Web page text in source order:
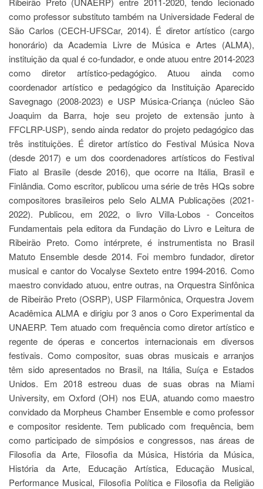
Disponíveis
Pró-
Aluno
Sistema
Júpiter
PÓS-
GRADUAÇÃO
Alunos
Especiais
Apresentação
Atendimento
Online
Auxílio
à
Pró-
Reitoria
de
PG
Comissão
de
Pós-
Defesas
Diplomas
Disponíveis
Editais
Formulários
Histórico
Matrícula
-
Dissertações
e
Teses
como professor substituto também na Universidade Federal de
São Carlos (CECH-UFSCar, 2014). É diretor artístico (cargo
honorário) da Academia Livre de Música e Artes (ALMA),
instituição da qual é co-fundador, e onde atuou entre 2014-2023
como diretor artístico-pedagógico. Atuou ainda como
coordenador artístico e pedagógico da Instituição Aparecido
Savegnago (2008-2023) e USP Música-Criança (núcleo São
Joaquim da Barra, hoje seu projeto de extensão junto à
FFCLRP-USP), sendo ainda redator do projeto pedagógico das
três instituições. É diretor artístico do Festival Música Nova
(desde 2017) e um dos coordenadores artísticos do Festival
Fiato al Brasile (desde 2016), que ocorre na Itália, Brasil e
Finlândia. Como escritor, publicou uma série de três HQs sobre
compositores brasileiros pelo Selo ALMA Publicações (2021-
2022). Publicou, em 2022, o livro Villa-Lobos - Conceitos
Fundamentais pela editora da Fundação do Livro e Leitura de
Ribeirão Preto. Como intérprete, é instrumentista no Brasil
Matuto Ensemble desde 2014. Foi membro fundador, diretor
musical e cantor do Vocalyse Sexteto entre 1994-2016. Como
maestro convidado atuou, entre outras, na Orquestra Sinfônica
de Ribeirão Preto (OSRP), USP Filarmônica, Orquestra Jovem
Acadêmica ALMA e dirigiu por 3 anos o Coro Experimental da
UNAERP. Tem atuado com frequência como diretor artístico e
regente de óperas e concertos internacionais em diversos
festivais. Como compositor, suas obras musicais e arranjos
têm sido apresentados no Brasil, na Itália, Suíça e Estados
Unidos. Em 2018 estreou duas de suas obras na Miami
University, em Oxford (OH) nos EUA, atuando como maestro
convidado da Morpheus Chamber Ensemble e como professor
e compositor residente. Tem publicado com frequência, bem
como participado de simpósios e congressos, nas áreas de
Filosofia da Arte, Filosofia da Música, História da Música,
História da Arte, Educação Artística, Educação Musical,
Performance Musical, Filosofia Política e Filosofia da Religião